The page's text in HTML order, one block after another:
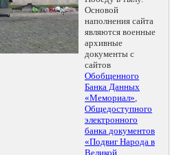
Основой
наполнения сайта
являются военные
архивные
документы с
сайтов
Обобщенного
Банка Данных
«Мемориал»,
Общедоступного
электронного
банка документов
«Подвиг Народа в
Великой